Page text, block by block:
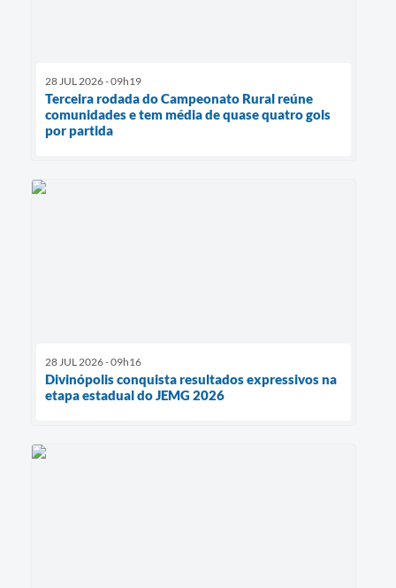
28 JUL 2026 - 09h19
Terceira rodada do Campeonato Rural reúne
comunidades e tem média de quase quatro gols
por partida
28 JUL 2026 - 09h16
Divinópolis conquista resultados expressivos na
etapa estadual do JEMG 2026